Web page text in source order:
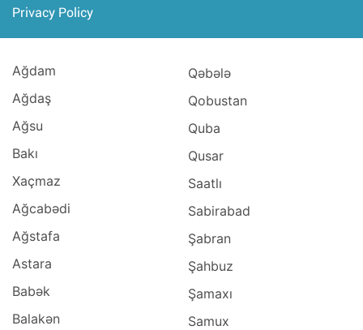
Privacy Policy
Ağdam
Ağdaş
Ağsu
Bakı
Xaçmaz
Ağcabədi
Ağstafa
Astara
Babək
Balakən
Qəbələ
Qobustan
Quba
Qusar
Saatlı
Sabirabad
Şabran
Şahbuz
Şamaxı
Samux